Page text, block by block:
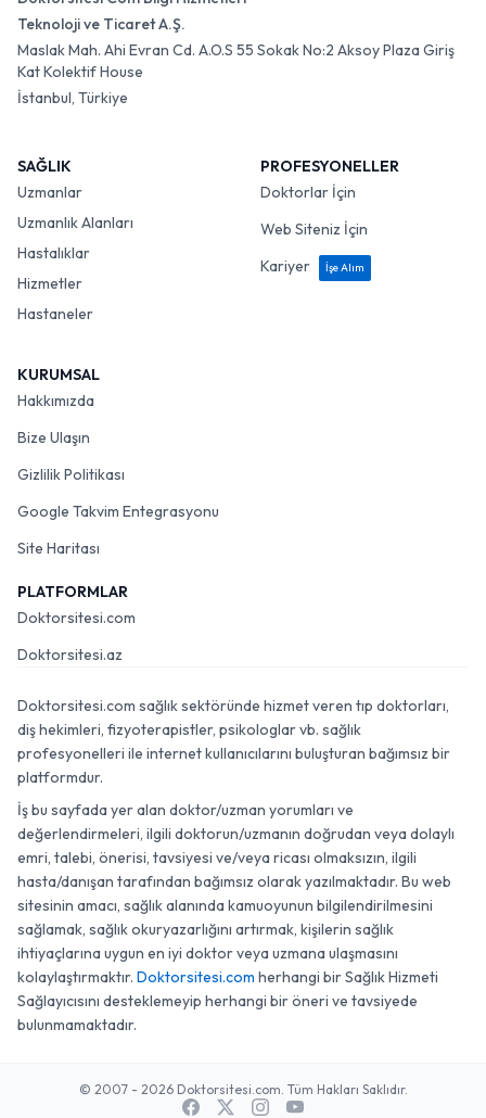
Teknoloji ve Ticaret A.Ş.
Maslak Mah. Ahi Evran Cd. A.O.S 55 Sokak No:2 Aksoy Plaza Giriş
Kat Kolektif House
İstanbul, Türkiye
SAĞLIK
Uzmanlar
Uzmanlık Alanları
Hastalıklar
Hizmetler
Hastaneler
PROFESYONELLER
Doktorlar İçin
Web Siteniz İçin
Kariyer
İşe Alım
KURUMSAL
Hakkımızda
Bize Ulaşın
Gizlilik Politikası
Google Takvim Entegrasyonu
Site Haritası
PLATFORMLAR
Doktorsitesi.com
Doktorsitesi.az
Doktorsitesi.com sağlık sektöründe hizmet veren tıp doktorları,
diş hekimleri, fizyoterapistler, psikologlar vb. sağlık
profesyonelleri ile internet kullanıcılarını buluşturan bağımsız bir
platformdur.
İş bu sayfada yer alan doktor/uzman yorumları ve
değerlendirmeleri, ilgili doktorun/uzmanın doğrudan veya dolaylı
emri, talebi, önerisi, tavsiyesi ve/veya ricası olmaksızın, ilgili
hasta/danışan tarafından bağımsız olarak yazılmaktadır. Bu web
sitesinin amacı, sağlık alanında kamuoyunun bilgilendirilmesini
sağlamak, sağlık okuryazarlığını artırmak, kişilerin sağlık
ihtiyaçlarına uygun en iyi doktor veya uzmana ulaşmasını
kolaylaştırmaktır. Doktorsitesi.com herhangi bir Sağlık Hizmeti
Sağlayıcısını desteklemeyip herhangi bir öneri ve tavsiyede
bulunmamaktadır.
© 2007 - 2026 Doktorsitesi.com. Tüm Hakları Saklıdır.